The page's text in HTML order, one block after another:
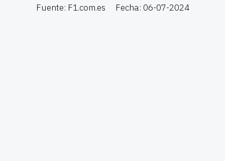
Fuente: F1.com.es Fecha: 06-07-2024